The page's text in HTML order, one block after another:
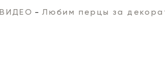
ВИДЕО Любим перцы за